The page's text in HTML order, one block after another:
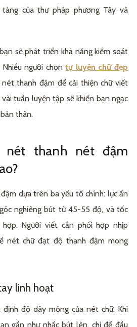
của thư pháp phương Tây và
sẽ phát triển khả năng kiểm soát
người chọntự luyện chữ đẹp
thanh đậm để cải thiện chữ viết
vài tuần luyện tập sẽ khiến bạn ngạc
thân.
nét thanh nét đậm
dựa trên ba yếu tố chính: lực ấn
nghiêng bút từ 45-55 độ, và tốc
Người viết cần phối hợp nhịp
nét chữ đạt độ thanh đậm mong
linh hoạt
độ dày mỏng của nét chữ. Khi
gần như nhấc bút lên, chỉ để đầu